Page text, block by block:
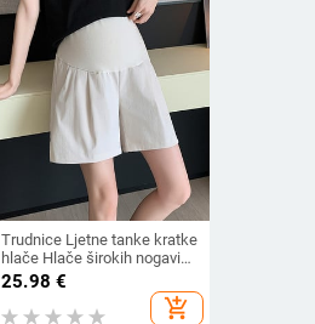
Trudnice Ljetne tanke kratke
hlače Hlače širokih nogavica
Udobne pamučne hlače
Visokog struka za trudnice
Široke ležerne lanene kratke
25.98 €
add_shopping_cart